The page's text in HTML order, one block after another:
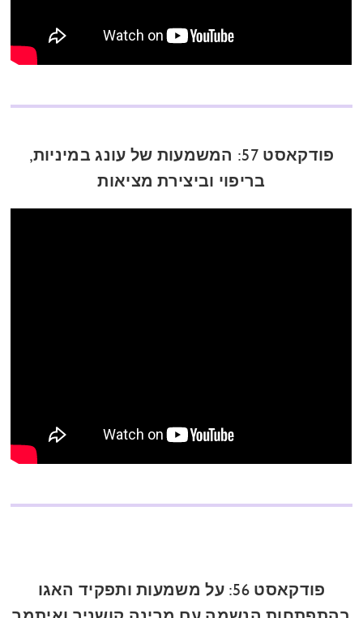
פודקאסט 57: המשמעות של עונג במיניות,
בריפוי וביצירת מציאות
פודקאסט 56: על משמעות ותפקיד האגו